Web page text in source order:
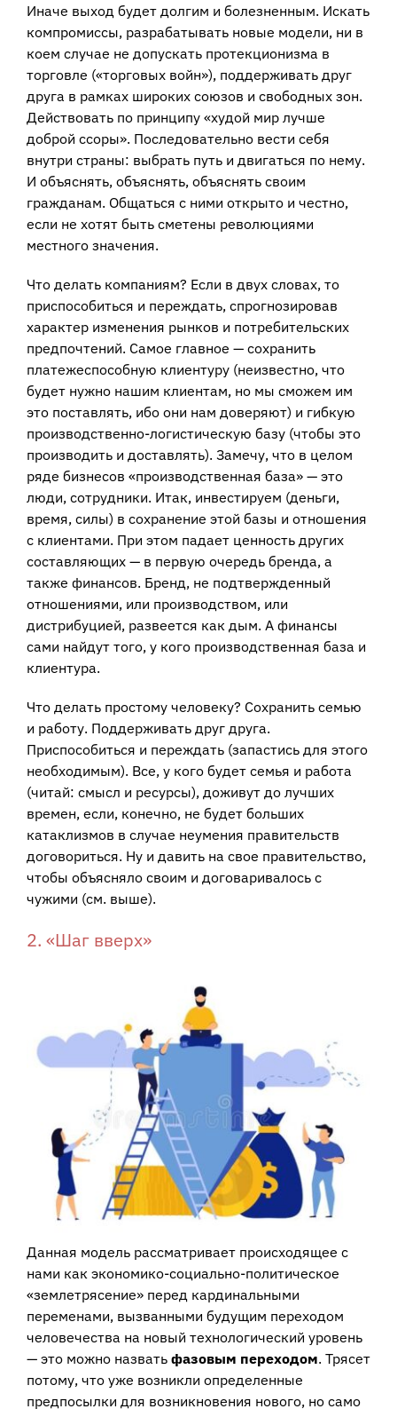
Иначе выход будет долгим и болезненным. Искать
компромиссы, разрабатывать новые модели, ни в
коем случае не допускать протекционизма в
торговле («торговых войн»), поддерживать друг
друга в рамках широких союзов и свободных зон.
Действовать по принципу «худой мир лучше
доброй ссоры». Последовательно вести себя
внутри страны: выбрать путь и двигаться по нему.
И объяснять, объяснять, объяснять своим
гражданам. Общаться с ними открыто и честно,
если не хотят быть сметены революциями
местного значения.
Что делать компаниям? Если в двух словах, то
приспособиться и переждать, спрогнозировав
характер изменения рынков и потребительских
предпочтений. Самое главное — сохранить
платежеспособную клиентуру (неизвестно, что
будет нужно нашим клиентам, но мы сможем им
это поставлять, ибо они нам доверяют) и гибкую
производственно-логистическую базу (чтобы это
производить и доставлять). Замечу, что в целом
ряде бизнесов «производственная база» — это
люди, сотрудники. Итак, инвестируем (деньги,
время, силы) в сохранение этой базы и отношения
с клиентами. При этом падает ценность других
составляющих — в первую очередь бренда, а
также финансов. Бренд, не подтвержденный
отношениями, или производством, или
дистрибуцией, развеется как дым. А финансы
сами найдут того, у кого производственная база и
клиентура.
Что делать простому человеку? Сохранить семью
и работу. Поддерживать друг друга.
Приспособиться и переждать (запастись для этого
необходимым). Все, у кого будет семья и работа
(читай: смысл и ресурсы), доживут до лучших
времен, если, конечно, не будет больших
катаклизмов в случае неумения правительств
договориться. Ну и давить на свое правительство,
чтобы объясняло своим и договаривалось с
чужими (см. выше).
2. «Шаг вверх»
Данная модель рассматривает происходящее с
нами как экономико-социально-политическое
«землетрясение» перед кардинальными
переменами, вызванными будущим переходом
человечества на новый технологический уровень
— это можно назвать фазовым переходом. Трясет
потому, что уже возникли определенные
предпосылки для возникновения нового, но само